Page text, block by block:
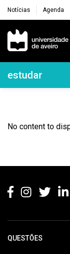
Notícias Agenda
Navegação
estudar
No content to
QUESTÕES